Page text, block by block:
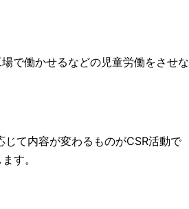
で働かせるなどの児童労働をさせな
て内容が変わるものがCSR活動で
す。